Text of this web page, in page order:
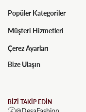
Popüler Kategoriler
Müşteri Hizmetleri
Çerez Ayarları
Bize Ulaşın
BİZİ TAKİP EDİN